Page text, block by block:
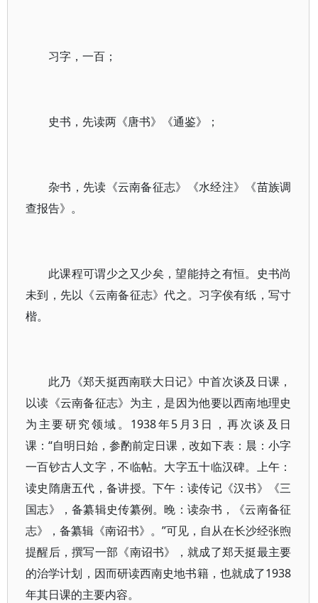
习字，一百；
史书，先读两《唐书》《通鉴》；
杂书，先读《云南备征志》《水经注》《苗族调
查报告》。
此课程可谓少之又少矣，望能持之有恒。史书尚
未到，先以《云南备征志》代之。习字俟有纸，写寸
楷。
此乃《郑天挺西南联大日记》中首次谈及日课，
以读《云南备征志》为主，是因为他要以西南地理史
为主要研究领域。1938年5月3日，再次谈及日
课：“自明日始，参酌前定日课，改如下表：晨：小字
一百钞古人文字，不临帖。大字五十临汉碑。上午：
读史隋唐五代，备讲授。下午：读传记《汉书》《三
国志》，备纂辑史传纂例。晚：读杂书，《云南备征
志》，备纂辑《南诏书》。”可见，自从在长沙经张煦
提醒后，撰写一部《南诏书》，就成了郑天挺最主要
的治学计划，因而研读西南史地书籍，也就成了1938
年其日课的主要内容。